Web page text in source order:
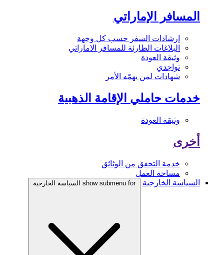
المسافر الإماراتي
إرشادات السفر حسب كل وجهة
البلاغات الطارئة للمسافر الاماراتي
وثيقة العودة
تواجدي
شهادات لمن يهمّه الأمر
خدمات حاملي الإقامة الذهبية
وثيقة العودة
أخرى
خدمة التحقق من الوثائق
مساحة العمل
السياسة الخارجية
show submenu for السياسة الخارجية